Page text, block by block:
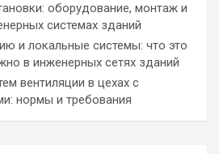
оборудование, монтаж и
системах зданий
и локальные системы: что это
в инженерных сетях зданий
вентиляции в цехах с
нормы и требования